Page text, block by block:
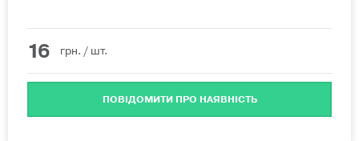
16 грн. / шт.
ПОВІДОМИТИ ПРО НАЯВНІСТЬ